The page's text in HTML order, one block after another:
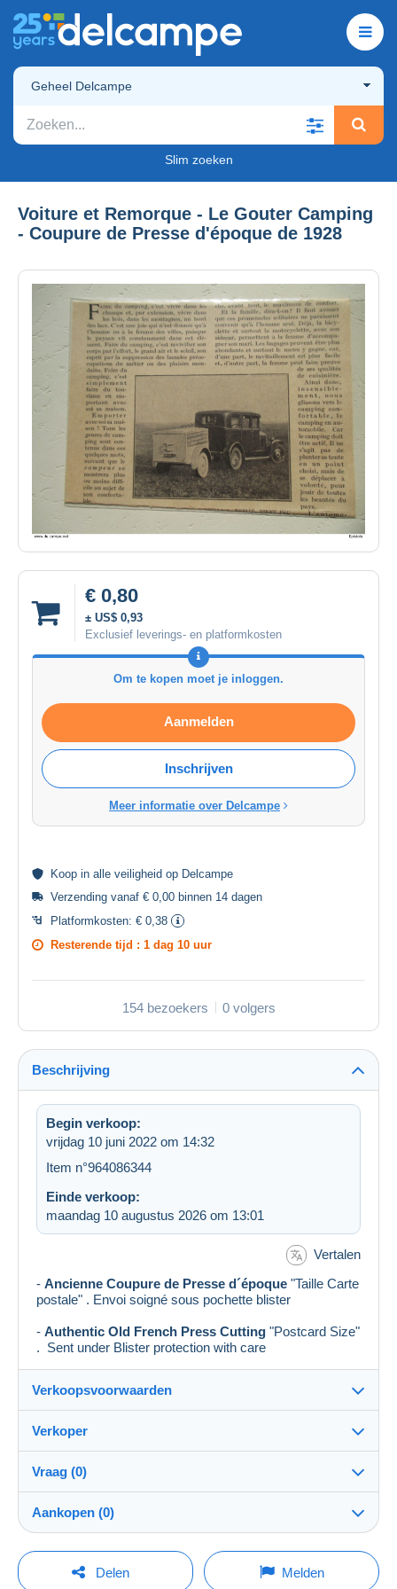
Geheel Delcampe
Slim zoeken
Voiture et Remorque - Le Gouter Camping
- Coupure de Presse d'époque de 1928
€ 0,80
± US$ 0,93
Exclusief leverings- en platformkosten
Om te kopen moet je inloggen.
Aanmelden
Inschrijven
Meer informatie over Delcampe
Koop in alle veiligheid op Delcampe
Verzending vanaf € 0,00 binnen 14 dagen
Platformkosten: € 0,38
Resterende tijd : 1 dag 10 uur
154 bezoekers 0 volgers
Beschrijving
Begin verkoop:
vrijdag 10 juni 2022 om 14:32
Item n°964086344
Einde verkoop:
maandag 10 augustus 2026 om 13:01
Vertalen
- Ancienne Coupure de Presse d´époque "Taille Carte
postale" . Envoi soigné sous pochette blister
- Authentic Old French Press Cutting "Postcard Size"
. Sent under Blister protection with care
Verkoopsvoorwaarden
Details van de verkoopvoorwaarden
Verzending na betaling binnen 14 dagen
Retourkosten ten laste van de koper.
Om de termijnen voor terugzending en terugbetaling van
Verkoper
Epistola100%(22854x)
PRO
Winkel
Vraag (0)
Om een vraag te stellen moet u een sessie
Aankopen (0)
Laatste actualisering: 02:50:01
Delen Melden